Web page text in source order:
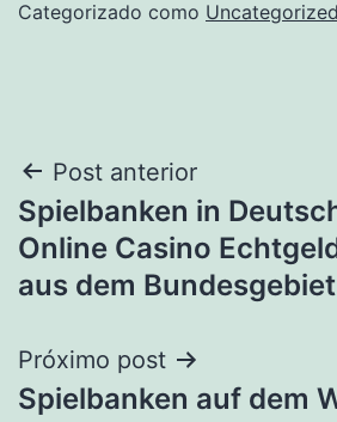
Categorizado como Uncategorized
Navegação
de
Post
Post anterior
Spielbanken in
Online Casino
aus dem Bundesgebiet
Próximo post
Spielbanken auf dem